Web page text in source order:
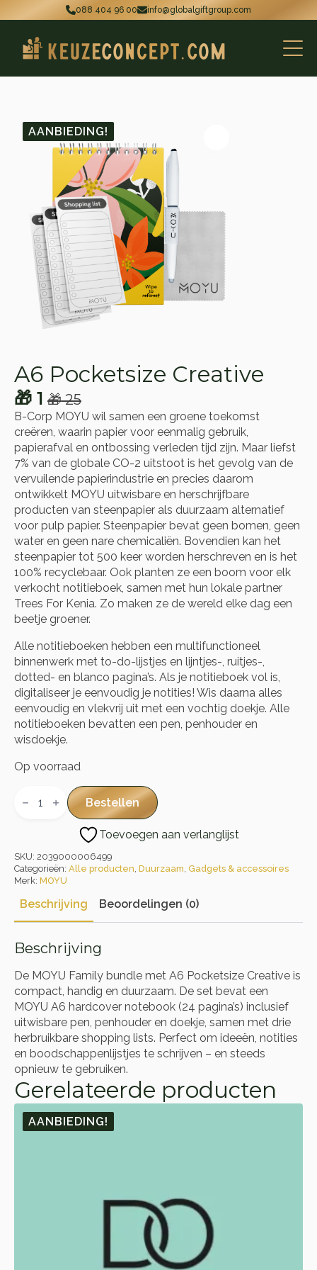
088 404 96 00 info@globalgiftgroup.com
AANBIEDING!
A6 Pocketsize Creative
🎁25
Oorspronkelijke
prijs
was:
🎁 25.
🎁 1
Huidige
prijs
is:
🎁 1.
B-Corp MOYU wil samen een groene toekomst
creëren, waarin papier voor eenmalig gebruik,
papierafval en ontbossing verleden tijd zijn. Maar liefst
7% van de globale CO-2 uitstoot is het gevolg van de
vervuilende papierindustrie en precies daarom
ontwikkelt MOYU uitwisbare en herschrijfbare
producten van steenpapier als duurzaam alternatief
voor pulp papier. Steenpapier bevat geen bomen, geen
water en geen nare chemicaliën. Bovendien kan het
steenpapier tot 500 keer worden herschreven en is het
100% recyclebaar. Ook planten ze een boom voor elk
verkocht notitieboek, samen met hun lokale partner
Trees For Kenia. Zo maken ze de wereld elke dag een
beetje groener.
Alle notitieboeken hebben een multifunctioneel
binnenwerk met to-do-lijstjes en lijntjes-, ruitjes-,
dotted- en blanco pagina’s. Als je notitieboek vol is,
digitaliseer je eenvoudig je notities! Wis daarna alles
eenvoudig en vlekvrij uit met een vochtig doekje. Alle
notitieboeken bevatten een pen, penhouder en
wisdoekje.
Op voorraad
Pocketsize
Bestellen
Toevoegen aan verlanglijst
SKU: 2039000006499
Categorieën: Alle producten, Duurzaam, Gadgets & accessoires
Merk: MOYU
Beschrijving Beoordelingen (0)
Beschrijving
De MOYU Family bundle met A6 Pocketsize Creative is
compact, handig en duurzaam. De set bevat een
MOYU A6 hardcover notebook (24 pagina’s) inclusief
uitwisbare pen, penhouder en doekje, samen met drie
herbruikbare shopping lists. Perfect om ideeën, notities
en boodschappenlijstjes te schrijven – en steeds
opnieuw te gebruiken.
Gerelateerde producten
AANBIEDING!